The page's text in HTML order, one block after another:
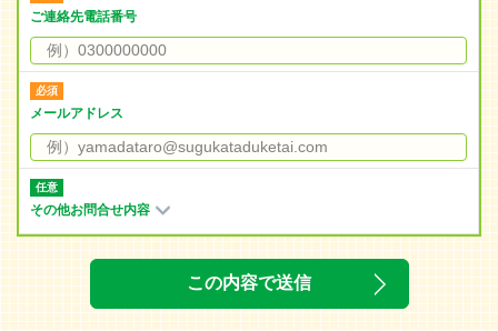
ご連絡先電話番号
メールアドレス
その他お問合せ内容